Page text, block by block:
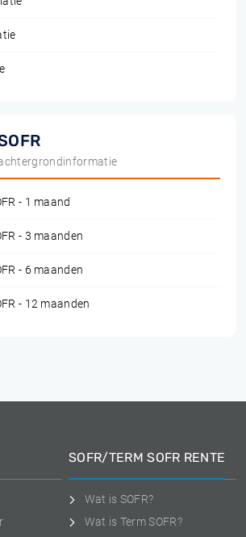
- 1 maand
- 3 maanden
- 6 maanden
- 12 maanden
SOFR/TERM SOFR RENTE
Wat is SOFR?
Wat is Term SOFR?